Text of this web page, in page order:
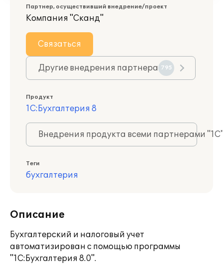
Партнер, осуществивший внедрение/проект
Компания "Сканд"
Связаться
Другие внедрения партнера 795
Продукт
1С:Бухгалтерия 8
Внедрения продукта всеми партнерами
Теги
бухгалтерия
Описание
Бухгалтерский и налоговый учет
автоматизирован с помощью программы
"1С:Бухгалтерия 8.0".